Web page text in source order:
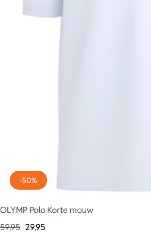
-50%
OLYMP Polo Korte mouw
59,95 29,95